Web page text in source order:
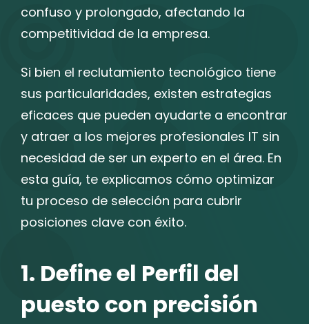
confuso y prolongado, afectando la
competitividad de la empresa.
Si bien el reclutamiento tecnológico tiene
sus particularidades, existen estrategias
eficaces que pueden ayudarte a encontrar
y atraer a los mejores profesionales IT sin
necesidad de ser un experto en el área. En
esta guía, te explicamos cómo optimizar
tu proceso de selección para cubrir
posiciones clave con éxito.
1. Define el Perfil del
puesto con precisión